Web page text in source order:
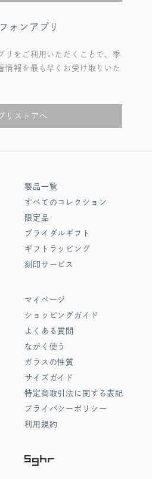
ォンアプリ
リをご利用いただくことで、季
情報を最も早くお受け取りいた
リストアへ
製品一覧
すべてのコレクション
限定品
ブライダルギフト
ギフトラッピング
刻印サービス
マイページ
ショッピングガイド
よくある質問
ながく使う
ガラスの性質
サイズガイド
特定商取引法に関する表記
プライバシーポリシー
利用規約